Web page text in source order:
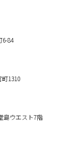
84
1310
島ウエスト7階